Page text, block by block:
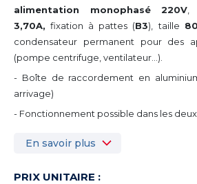
alimentation monophasé 220V
3,70A, fixation à pattes (B3), taille 80
condensateur permanent pour des
(pompe centrifuge, ventilateur...).
- Boîte de raccordement en
arrivage)
- Fonctionnement possible dans les
En savoir plus
PRIX UNITAIRE :